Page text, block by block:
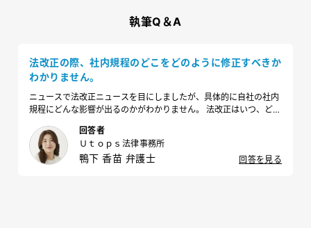
執筆Q＆A
法改正の際、社内規程のどこをどのように修正すべきか
わかりません。
ニュースで法改正ニュースを目にしましたが、具体的に自社の社内
規程にどんな影響が出るのかがわかりません。 法改正はいつ、どの
回答者
Ｕｔｏｐｓ法律事務所
鴨下 香苗 弁護士 回答を見る